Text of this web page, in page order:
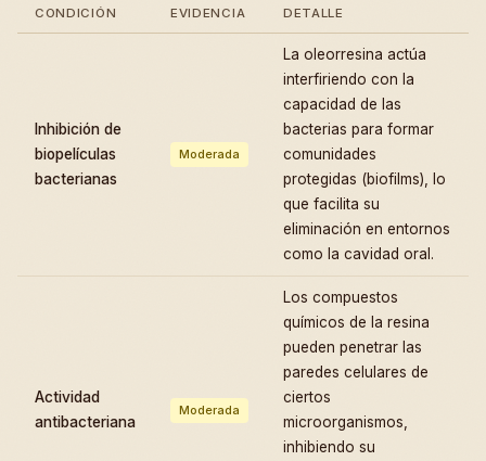
CONDICIÓN EVIDENCIA DETALLE
Inhibición de
biopelículas
bacterianas
Moderada
La oleorresina actúa
interfiriendo con la
capacidad de las
bacterias para formar
comunidades
protegidas (biofilms), lo
que facilita su
eliminación en entornos
como la cavidad oral.
Actividad
antibacteriana
Moderada
Los compuestos
químicos de la resina
pueden penetrar las
paredes celulares de
ciertos
microorganismos,
inhibiendo su